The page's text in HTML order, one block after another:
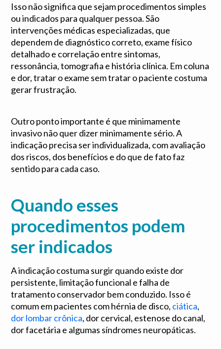
Isso não significa que sejam procedimentos simples
ou indicados para qualquer pessoa. São
intervenções médicas especializadas, que
dependem de diagnóstico correto, exame físico
detalhado e correlação entre sintomas,
ressonância, tomografia e história clínica. Em coluna
e dor, tratar o exame sem tratar o paciente costuma
gerar frustração.
Outro ponto importante é que minimamente
invasivo não quer dizer minimamente sério. A
indicação precisa ser individualizada, com avaliação
dos riscos, dos benefícios e do que de fato faz
sentido para cada caso.
Quando esses
procedimentos podem
ser indicados
A indicação costuma surgir quando existe dor
persistente, limitação funcional e falha de
tratamento conservador bem conduzido. Isso é
comum em pacientes com hérnia de disco, ciática,
dor lombar crônica, dor cervical, estenose do canal,
dor facetária e algumas síndromes neuropáticas.